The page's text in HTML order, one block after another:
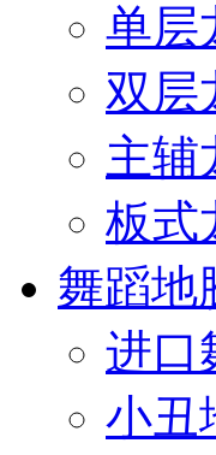
单层
双层
主辅
板式
舞蹈地
进口
小丑